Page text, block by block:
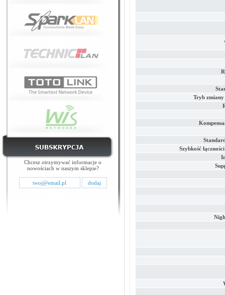
Chcesz otrzymywać informacje o
nowościach w naszym sklepie?
Tryb zmiany
Szybkość